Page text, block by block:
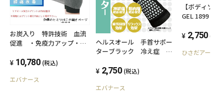
お炭入り 特許技術 血流
促進 ・免疫力アップ・
アオール 備長炭繊維 伸
女兼用 ユニセックス
10,780 (税込)
エバナース
ヘルスオール 手首サポー
ターブラック 冷え症 血
許取得技術 フリーサイ
2,750 (税込)
エバナース
【ボディソ
GEL 1899
2,750 (税
ひさだアート